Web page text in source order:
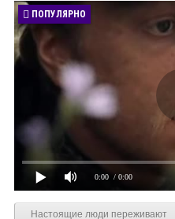
ПОПУЛЯРНО
0:00 / 0:00
Настоящие люди переживают